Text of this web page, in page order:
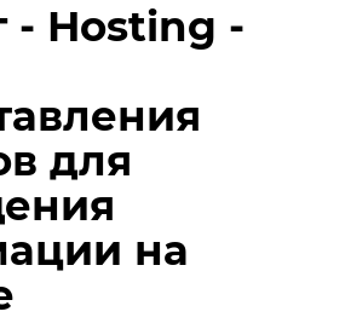
- Hosting -
для
на